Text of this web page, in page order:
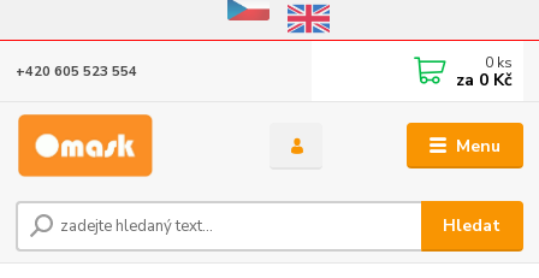
Eshop v provozu do 31.10.2026
Menu
Hledat
+420 605 523 554 0 ks
za 0 Kč